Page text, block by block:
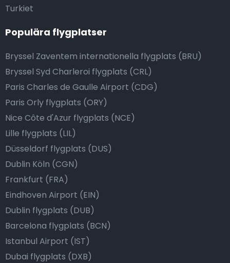
Turkiet
Populära flygplatser
Bryssel Zaventem internationella flygplats (BRU)
Bryssel Syd Charleroi flygplats (CRL)
Paris Charles de Gaulle Airport (CDG)
Paris Orly flygplats (ORY)
Nice Côte d'Azur flygplats (NCE)
Lille flygplats (LIL)
Düsseldorf flygplats (DUS)
Dublin Köln (CGN)
Frankfurt (FRA)
Eindhoven Airport (EIN)
Dublin flygplats (DUB)
Barcelona flygplats (BCN)
Istanbul Airport (IST)
Dubai flygplats (DXB)